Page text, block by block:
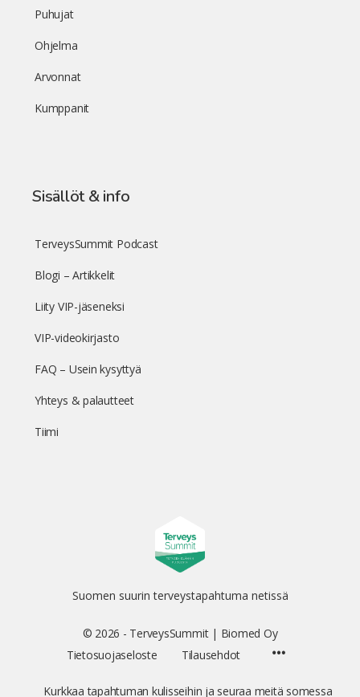
Puhujat
Ohjelma
Arvonnat
Kumppanit
Sisällöt & info
TerveysSummit Podcast
Blogi – Artikkelit
Liity VIP-jäseneksi
VIP-videokirjasto
FAQ – Usein kysyttyä
Yhteys & palautteet
Tiimi
Suomen suurin terveystapahtuma netissä
© 2026 - TerveysSummit | Biomed Oy
Tietosuojaseloste
Tilausehdot
Kurkkaa tapahtuman kulisseihin ja seuraa meitä somessa